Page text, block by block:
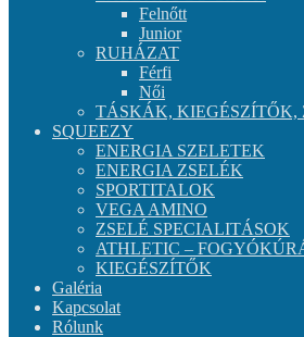
Felnőtt
Junior
RUHÁZAT
Férfi
Női
TÁSKÁK, KIEGÉSZÍTŐK,
SQUEEZY
ENERGIA SZELETEK
ENERGIA ZSELÉK
SPORTITALOK
VEGA AMINO
ZSELÉ SPECIALITÁSOK
ATHLETIC –
KIEGÉSZÍTŐK
Galéria
Kapcsolat
Rólunk